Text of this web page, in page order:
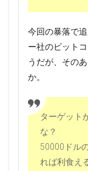
今回の暴落で
ー社のビット
うだが、その
か。
ターゲット
な？
50000ドル
れば利食え